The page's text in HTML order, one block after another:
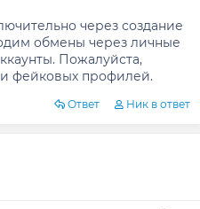
через создание
обмены через личные
Пожалуйста,
фейковых профилей.
Ответ Ник в ответ